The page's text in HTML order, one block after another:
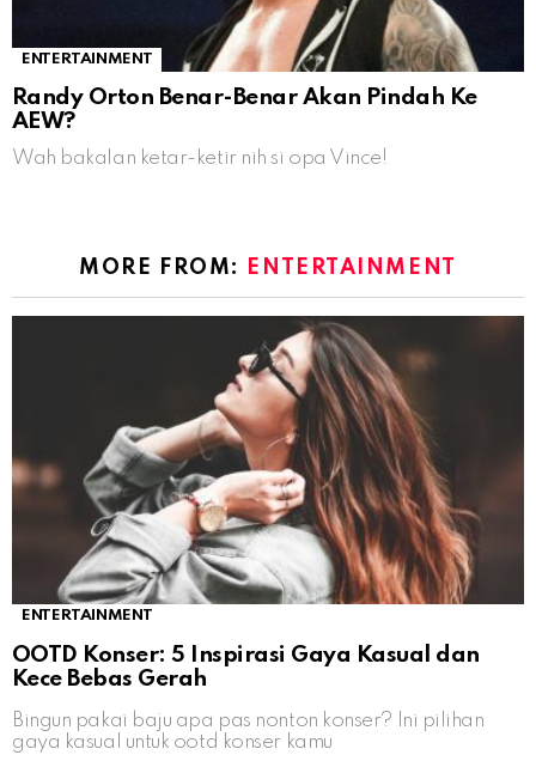
ENTERTAINMENT
Randy Orton Benar-Benar Akan Pindah Ke
AEW?
Wah bakalan ketar-ketir nih si opa Vince!
MORE FROM: ENTERTAINMENT
ENTERTAINMENT
OOTD Konser: 5 Inspirasi Gaya Kasual dan
Kece Bebas Gerah
Bingun pakai baju apa pas nonton konser? Ini pilihan
gaya kasual untuk ootd konser kamu